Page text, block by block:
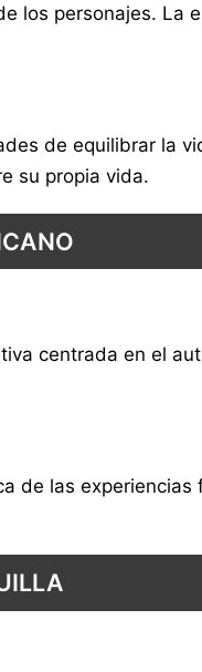
los personajes. La
de equilibrar la
su propia vida.
centrada en el
de las experiencias